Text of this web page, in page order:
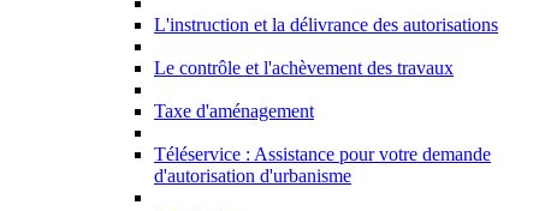
L'instruction et la délivrance des autorisations
Le contrôle et l'achèvement des travaux
Taxe d'aménagement
Téléservice : Assistance pour votre demande
d'autorisation d'urbanisme